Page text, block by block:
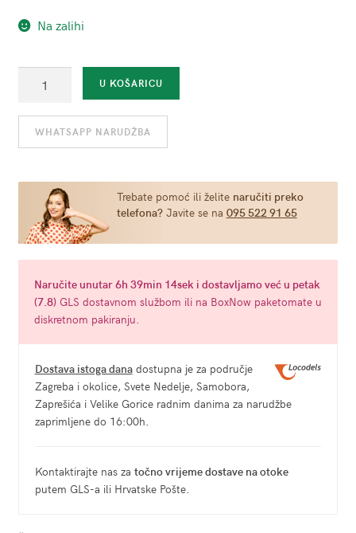
Na zalihi
teddy
s
dekorativnim
veličina)
količina
U KOŠARICU
WHATSAPP NARUDŽBA
Trebate pomoć ili želite naručiti preko
telefona?Javite se na 095 522 91 65
Naručiteunutar 6h 39min 13seki dostavljamo već u petak
(7.8) GLS dostavnom službom ili na BoxNow paketomate u
diskretnom pakiranju.
Dostava istoga danadostupna je za područje
Zagreba i okolice, Svete Nedelje, Samobora,
Zaprešića i Velike Gorice radnim danima za narudžbe
zaprimljene do 16:00h.
Kontaktirajte nas za točno vrijeme dostave na otoke
putem GLS-a ili Hrvatske Pošte.